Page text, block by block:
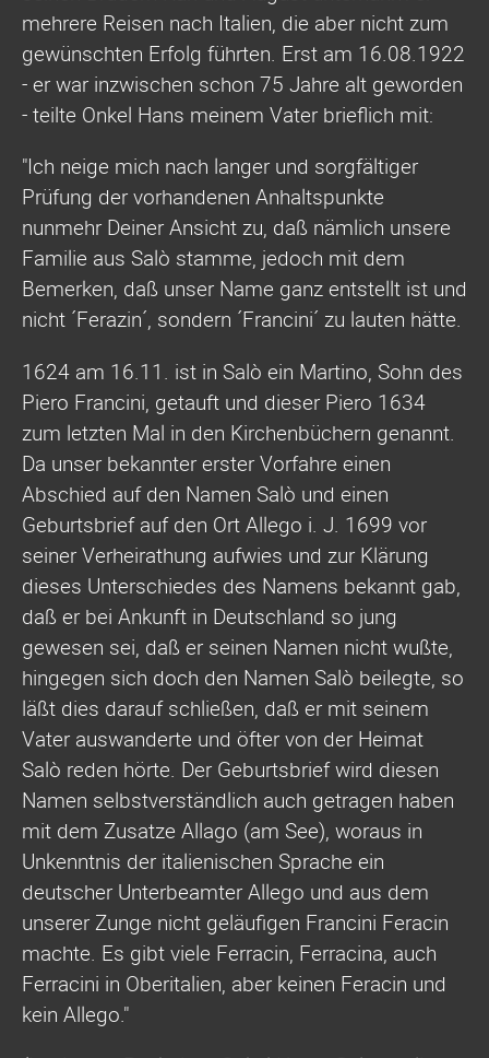
mehrere Reisen nach Italien, die aber nicht zum
gewünschten Erfolg führten. Erst am 16.08.1922
- er war inzwischen schon 75 Jahre alt geworden
- teilte Onkel Hans meinem Vater brieflich mit:
"Ich neige mich nach langer und sorgfältiger
Prüfung der vorhandenen Anhaltspunkte
nunmehr Deiner Ansicht zu, daß nämlich unsere
Familie aus Salò stamme, jedoch mit dem
Bemerken, daß unser Name ganz entstellt ist und
nicht ´Ferazin´, sondern ´Francini´ zu lauten hätte.
1624 am 16.11. ist in Salò ein Martino, Sohn des
Piero Francini, getauft und dieser Piero 1634
zum letzten Mal in den Kirchenbüchern genannt.
Da unser bekannter erster Vorfahre einen
Abschied auf den Namen Salò und einen
Geburtsbrief auf den Ort Allego i. J. 1699 vor
seiner Verheirathung aufwies und zur Klärung
dieses Unterschiedes des Namens bekannt gab,
daß er bei Ankunft in Deutschland so jung
gewesen sei, daß er seinen Namen nicht wußte,
hingegen sich doch den Namen Salò beilegte, so
läßt dies darauf schließen, daß er mit seinem
Vater auswanderte und öfter von der Heimat
Salò reden hörte. Der Geburtsbrief wird diesen
Namen selbstverständlich auch getragen haben
mit dem Zusatze Allago (am See), woraus in
Unkenntnis der italienischen Sprache ein
deutscher Unterbeamter Allego und aus dem
unserer Zunge nicht geläufigen Francini Feracin
machte. Es gibt viele Ferracin, Ferracina, auch
Ferracini in Oberitalien, aber keinen Feracin und
kein Allego."